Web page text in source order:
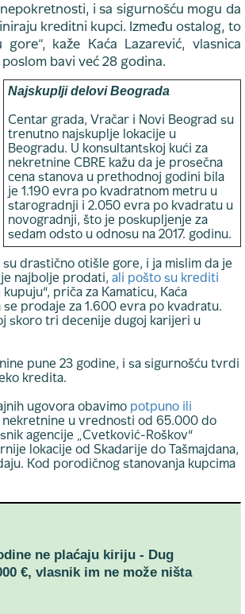
i sa sigurnošću mogu da
kreditni kupci. Između ostalog, to
kaže Kaća Lazarević, vlasnica
bavi već 28 godina.
Najskuplji delovi Beograda
Centar grada, Vračar i Novi Beograd su
trenutno najskuplje lokacije u
Beogradu. U konsultantskoj kući za
nekretnine CBRE kažu da je prosečna
cena stanova u prethodnoj godini bila
je 1.190 evra po kvadratnom metru u
starogradnji i 2.050 evra po kvadratu u
novogradnji, što je poskupljenje za
sedam odsto u odnosu na 2017. godinu.
drastično otišle gore, i ja mislim da je
najbolje prodati, ali pošto su krediti
priča za Kamaticu, Kaća
prodaje za 1.600 evra po kvadratu.
skoro tri decenije dugoj karijeri u
pune 23 godine, i sa sigurnošću tvrdi
kredita.
ugovora obavimo potpuno ili
nekretnine u vrednosti od 65.000 do
agencije „Cvetković-Roškov“
lokacije od Skadarije do Tašmajdana,
Kod porodičnog stanovanja kupcima
ne plaćaju kiriju - Dug
€, vlasnik im ne može ništa